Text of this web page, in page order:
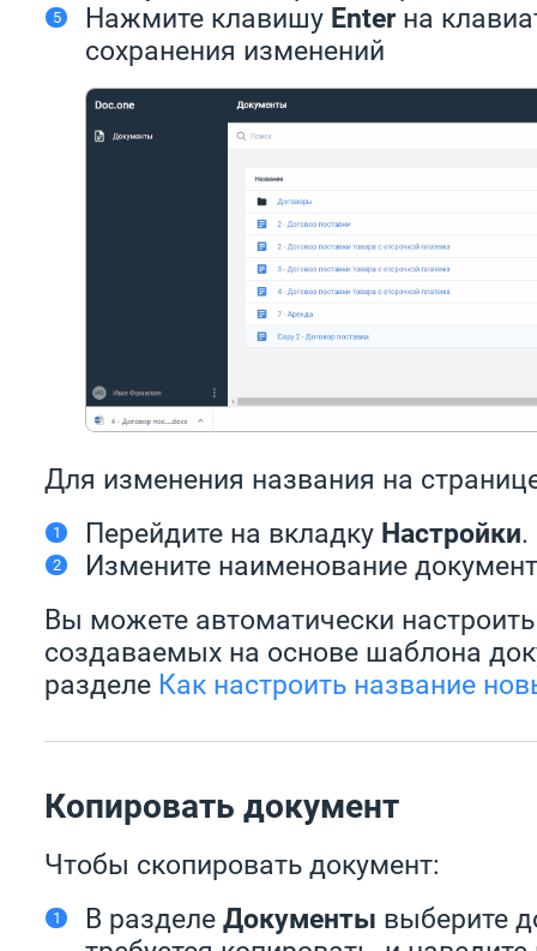
Нажмите клавишу Enter на
сохранения изменений
Для изменения названия на
Перейдите на вкладку Настройки.
Измените наименование
Вы можете автоматически
создаваемых на основе шаблона
разделе Как настроить название
Копировать документ
Чтобы скопировать документ:
В разделе Документы выберите